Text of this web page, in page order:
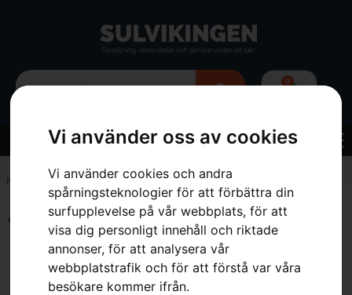
Vi använder oss av cookies
Vi använder cookies och andra
spårningsteknologier för att förbättra din
surfupplevelse på vår webbplats, för att
visa dig personligt innehåll och riktade
annonser, för att analysera vår
webbplatstrafik och för att förstå var våra
besökare kommer ifrån.
0
Hem 3.8 kg
Visar alla 2 resultat